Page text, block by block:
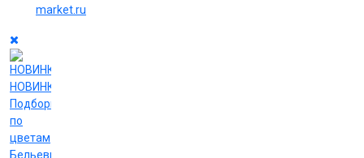
market.ru
НОВИНКИ
Подборки
по
цветам
Бельевые